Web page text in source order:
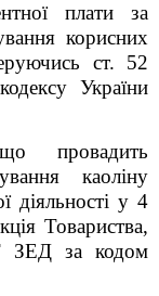
плати за
корисних
ст. 52
України
провадить
каоліну
діяльності у 4
Товариства,
ЗЕД за кодом